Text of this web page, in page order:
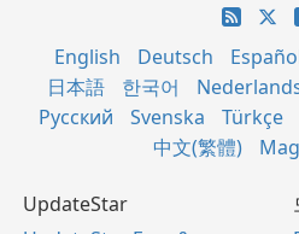
English Deutsch
日本語
한국어
Русский
Svenska Türkçe
中文(繁體)
UpdateStar